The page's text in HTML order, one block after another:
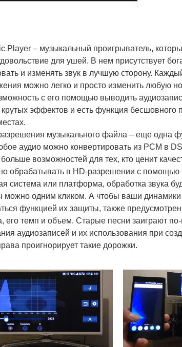
Player – музыкальный проигрыватель,
для ушей. В нем присутствует
и изменять звук в лучшую сторону.
можно легко и просто изменить любую
с его помощью выводить
эффектов и есть функция бесшовного
музыкального файла – еще одна
аудио можно конвертировать из PCM в
возможностей для тех, кто ценит
обрабатывать в HD-разрешении с помощью
система или платформа, обработка звука
можно одним кликом. А чтобы ваши
функцией их защиты, также
его темп и объем. Старые песни заиграют
аудиозаписей и их использования при
проигнорирует такие дорожки.